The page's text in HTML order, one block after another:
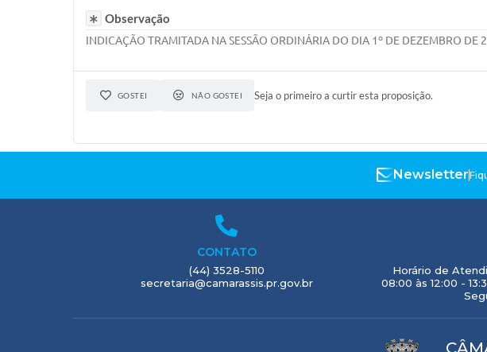
Observação
INDICAÇÃO TRAMITADA NA SESSÃO ORDINÁRIA DO DIA 1º DE DEZEMBRO DE
GOSTEI NÃO GOSTEI Seja o primeiro a curtir esta proposição.
Newsletter
CONTATO
(44) 3528-5110
secretaria@camarassis.pr.gov.br
Horário de
08:00 às 12:00 -